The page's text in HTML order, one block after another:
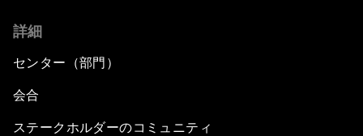
詳細
センター（部門）
会合
ステークホルダーのコミュニティ